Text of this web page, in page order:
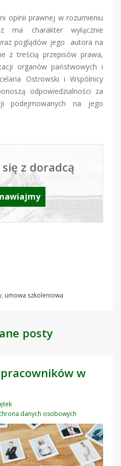
opinii prawnej w rozumieniu
charakter wyłącznie
poglądów jego autora na
z treścią przepisów prawa,
organów państwowych i
Ostrowski i Wspólnicy
odpowiedzialności za
podejmowanych na jego
z doradcą
, umowa szkoleniowa
posty
w
danych osobowych